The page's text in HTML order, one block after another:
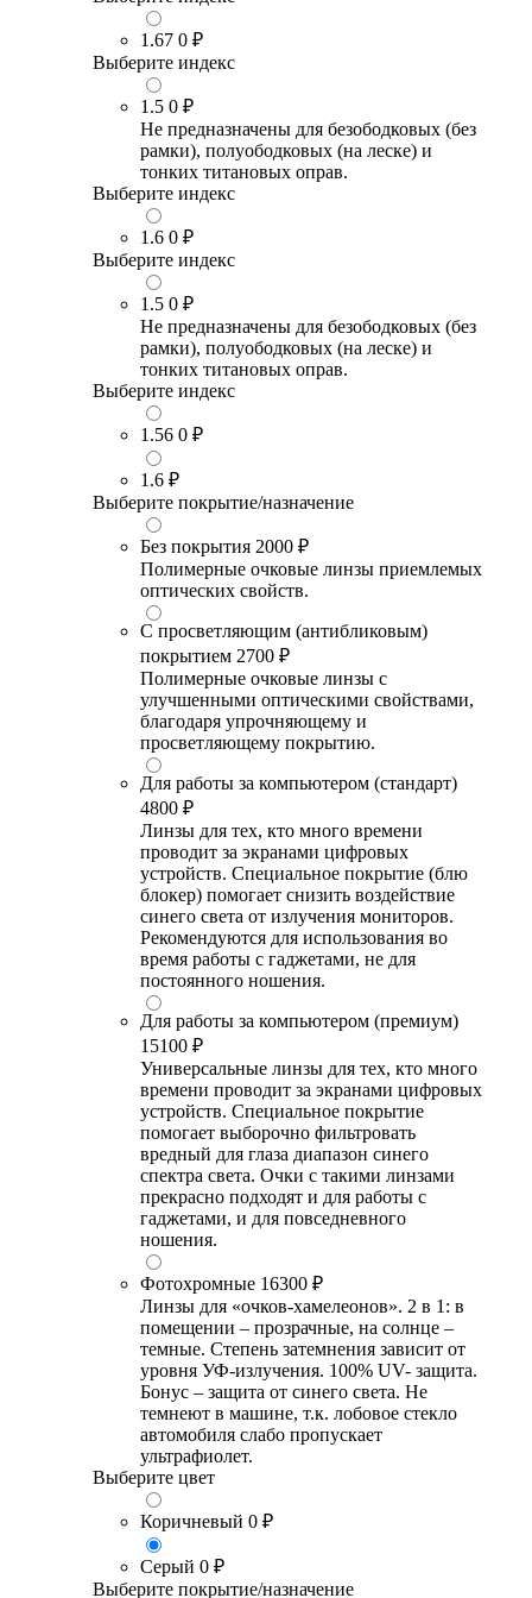
1.67 0 ₽
Выберите индекс
1.5 0 ₽
Не предназначены для безободковых (без
рамки), полуободковых (на леске) и
тонких титановых оправ.
Выберите индекс
1.6 0 ₽
Выберите индекс
1.5 0 ₽
Не предназначены для безободковых (без
рамки), полуободковых (на леске) и
тонких титановых оправ.
Выберите индекс
1.56 0 ₽
1.6 ₽
Выберите покрытие/назначение
Без покрытия 2000 ₽
Полимерные очковые линзы приемлемых
оптических свойств.
С просветляющим (антибликовым)
покрытием 2700 ₽
Полимерные очковые линзы с
улучшенными оптическими свойствами,
благодаря упрочняющему и
просветляющему покрытию.
Для работы за компьютером (стандарт)
4800 ₽
Линзы для тех, кто много времени
проводит за экранами цифровых
устройств. Специальное покрытие (блю
блокер) помогает снизить воздействие
синего света от излучения мониторов.
Рекомендуются для использования во
время работы с гаджетами, не для
постоянного ношения.
Для работы за компьютером (премиум)
15100 ₽
Универсальные линзы для тех, кто много
времени проводит за экранами цифровых
устройств. Специальное покрытие
помогает выборочно фильтровать
вредный для глаза диапазон синего
спектра света. Очки с такими линзами
прекрасно подходят и для работы с
гаджетами, и для повседневного
ношения.
Фотохромные 16300 ₽
Линзы для «очков-хамелеонов». 2 в 1: в
помещении – прозрачные, на солнце –
темные. Степень затемнения зависит от
уровня УФ-излучения. 100% UV- защита.
Бонус – защита от синего света. Не
темнеют в машине, т.к. лобовое стекло
автомобиля слабо пропускает
ультрафиолет.
Выберите цвет
Коричневый 0 ₽
Серый 0 ₽
Выберите покрытие/назначение